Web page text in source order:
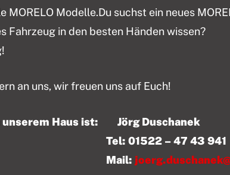
MORELO Modelle.Du suchst ein neues
Fahrzeug in den besten Händen wissen?
an uns, wir freuen uns auf Euch!
unserem Haus ist: Jörg Duschanek
– 47 43 941